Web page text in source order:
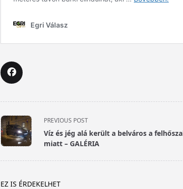
<span
class="nav-
subtitle
text">Page</span>
PREVIOUS POST
Víz és jég alá került a belváros a
miatt – GALÉRIA
EZ IS ÉRDEKELHET